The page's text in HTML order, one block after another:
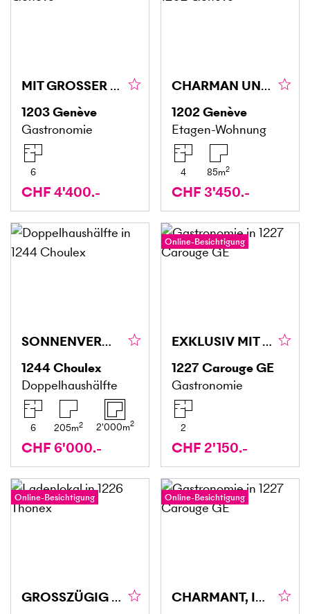
MIT GROSSER GLASFRONT AN HERRLICHER LAGE
1203Genève
Gastronomie
6
CHF 4'400.-
CHARMAN UND ZENTRAL
1202Genève
Etagen-Wohnung
4 85m2
CHF 3'450.-
SONNENVERWÖHNT UND RUHIG
1244Choulex
Doppelhaushälfte
6 205m2 2'000m2
CHF 6'000.-
Online-Besichtigung
EXKLUSIV MIT HERAUSRAGENDER INVESTITIONSCHANCE
1227Carouge GE
Gastronomie
2
CHF 2'150.-
Online-Besichtigung
GROSSZÜGIG MIT VIEL POTENZIAL
Online-Besichtigung
CHARMANT, IN EINEM ANGESEHENEN VIERTEL